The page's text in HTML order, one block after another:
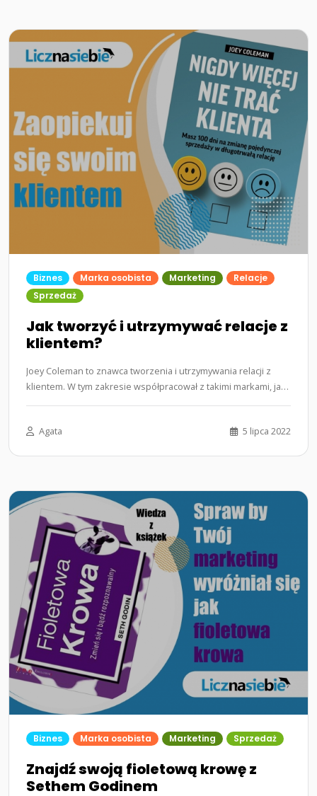
Biznes Marka osobista Marketing
Relacje
Sprzedaż
Jak tworzyć i utrzymywać relacje z
klientem?
Joey Coleman to znawca tworzenia i utrzymywania relacji z
klientem. W tym zakresie współpracował z takimi markami, jak:
Agata 5 lipca 2022
Biznes Marka osobista Marketing Sprzedaż
Znajdź swoją fioletową krowę z
Sethem Godinem